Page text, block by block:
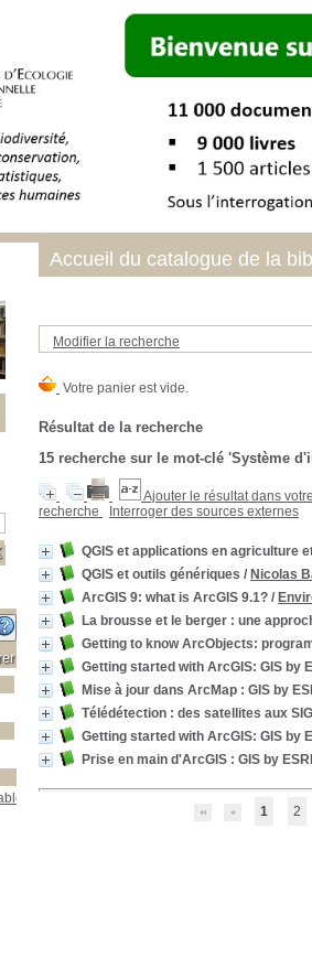
Modifier la recherche
Résultat de la recherche
15 recherche sur le mot-clé 'Système
Ajouter le résultat dans
recherche
Interroger des sources externes
QGIS et applications en agriculture
QGIS et outils génériques / Nicolas
ArcGIS 9: what is ArcGIS 9.1? /
La brousse et le berger : une
Getting to know ArcObjects:
Getting started with ArcGIS: GIS by
Mise à jour dans ArcMap : GIS by
Télédétection : des satellites aux SIG
Getting started with ArcGIS: GIS by
Prise en main d'ArcGIS : GIS by ESRI
1 2
Accueil du catalogue de la